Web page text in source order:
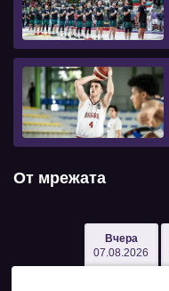
От мрежата
Вчера
07.08.2026